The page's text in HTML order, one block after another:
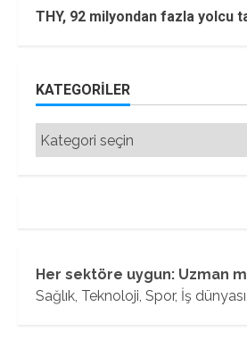
THY, 92 milyondan fazla yolcu
KATEGORILER
Kategoriler
Her sektöre uygun: Uzman
Sağlık, Teknoloji, Spor, İş